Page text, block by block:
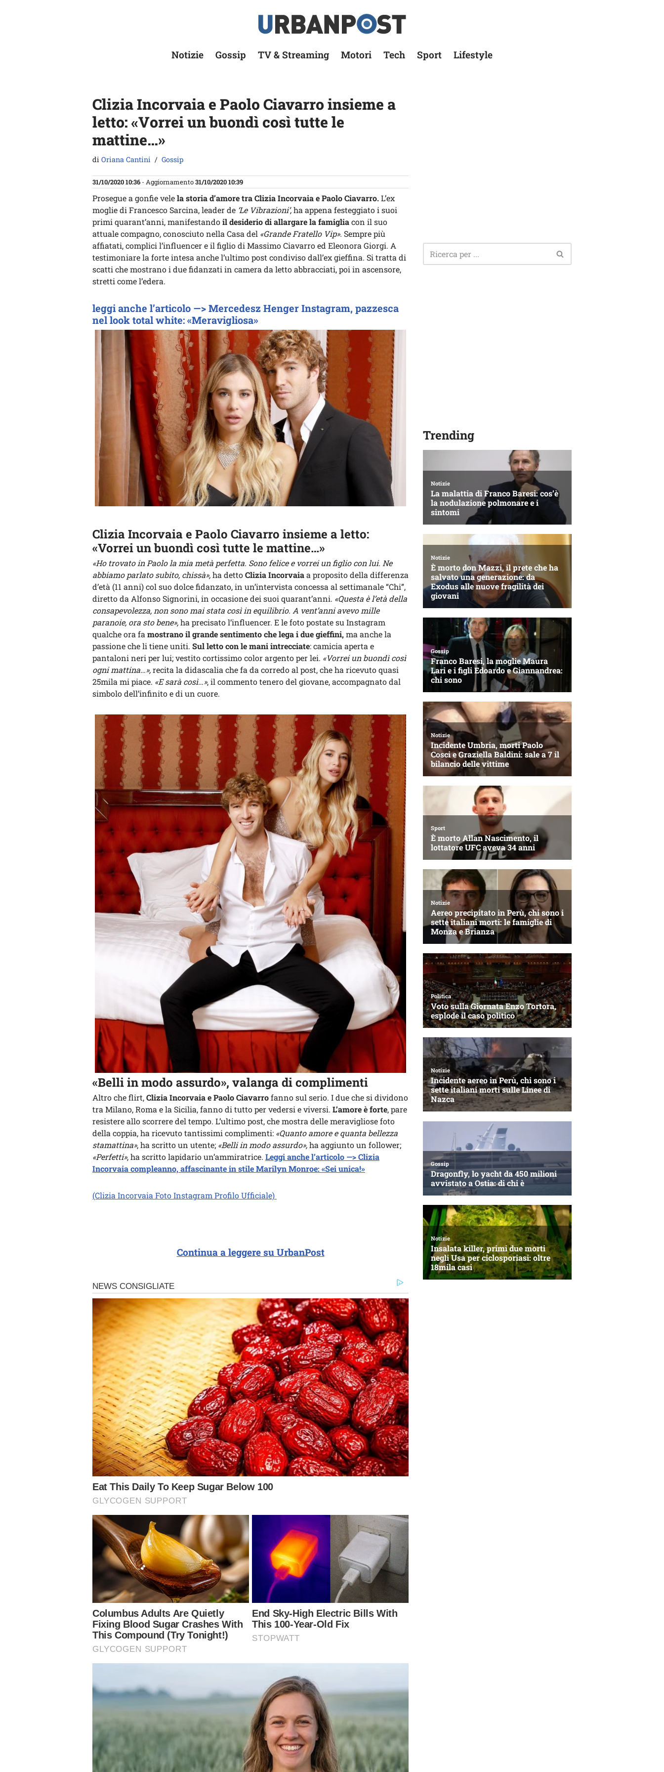
Notizie Gossip TV & Streaming Motori Tech Sport Lifestyle
Clizia Incorvaia e Paolo Ciavarro insieme a
letto: «Vorrei un buondì così tutte le
mattine…»
di Oriana Cantini Gossip
31/10/2020 10:36 - Aggiornamento31/10/2020 10:39
Prosegue a gonfie velela storia d’amore tra Clizia Incorvaia e Paolo Ciavarro.L’ex
moglie di Francesco Sarcina, leader de ‘Le Vibrazioni’,ha appena festeggiato i suoi
primi quarant’anni, manifestandoil desiderio di allargare la famigliacon il suo
attuale compagno, conosciuto nella Casa del «Grande Fratello Vip». Sempre più
affiatati, complici l’influencer e il figlio di Massimo Ciavarro ed Eleonora Giorgi. A
testimoniare la forte intesa anche l’ultimo post condiviso dall’ex gieffina. Si tratta di
scatti che mostrano i due fidanzati in camera da letto abbracciati, poi in ascensore,
stretti come l’edera.
leggi anche l’articolo —> Mercedesz Henger Instagram, pazzesca
nel look total white: «Meravigliosa»
Clizia Incorvaia e Paolo Ciavarro insieme a letto:
«Vorrei un buondì così tutte le mattine…»
«Ho trovato in Paolo la mia metà perfetta. Sono felice e vorrei un figlio con lui. Ne
abbiamo parlato subito, chissà»,ha dettoClizia Incorvaiaa proposito della differenza
d’età (11 anni) col suo dolce fidanzato, in un’intervista concessa al settimanale “Chi”,
diretto da Alfonso Signorini, in occasione dei suoi quarant’anni. «Questa è l’età della
consapevolezza, non sono mai stata così in equilibrio. A vent’anni avevo mille
paranoie, ora sto bene»,ha precisato l’influencer. E le foto postate su Instagram
qualche ora fa mostrano il grande sentimento che lega i due gieffini,ma anche la
passione che li tiene uniti. Sul letto con le mani intrecciate: camicia aperta e
pantaloni neri per lui; vestito cortissimo color argento per lei. «Vorrei un buondì così
ogni mattina…»,recita la didascalia che fa da corredo al post, che ha ricevuto quasi
25mila mi piace. «E sarà così…», il commento tenero del giovane, accompagnato dal
simbolo dell’infinito e di un cuore.
«Belli in modo assurdo», valanga di complimenti
Altro che flirt,Clizia Incorvaia e Paolo Ciavarrofanno sul serio. I due che si dividono
tra Milano, Roma e la Sicilia, fanno di tutto per vedersi e viversi. L’amore è forte, pare
resistere allo scorrere del tempo. L’ultimo post, che mostra delle meravigliose foto
della coppia, ha ricevuto tantissimi complimenti: «Quanto amore e quanta bellezza
stamattina», ha scritto un utente; «Belli in modo assurdo»,ha aggiunto un follower;
«Perfetti», ha scritto lapidario un’ammiratrice. Leggi anche l’articolo —> Clizia
Incorvaia compleanno, affascinante in stile Marilyn Monroe: «Sei unica!»
(Clizia Incorvaia Foto Instagram Profilo Ufficiale)
Continua a leggere su UrbanPost
Trending